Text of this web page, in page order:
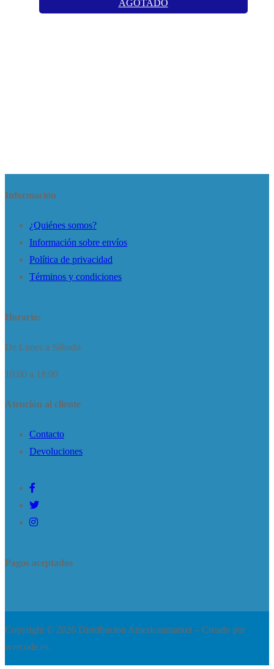
AGOTADO
Información
¿Quiénes somos?
Información sobre envíos
Política de privacidad
Términos y condiciones
Horario:
De Lunes a Sábado
10:00 a 18:00
Atención al cliente
Contacto
Devoluciones
Pagos aceptados
Copyright © 2026 Distribucion Americanmarket – Creado por
wercode.es.